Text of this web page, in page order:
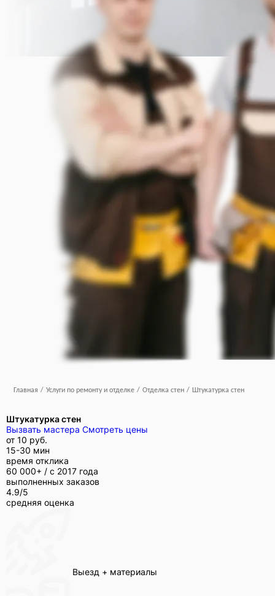
Главная / Услуги по ремонту и отделке / Отделка стен / Штукатурка стен
Штукатурка стен
Вызвать мастера Смотреть цены
от 10 руб.
15-30 мин
время отклика
60 000+ / с 2017 года
выполненных заказов
4.9/5
средняя оценка
Выезд + материалы
Прикрепить фото (до 5 шт.)
(Подсказка: фото помогут мастеру
точнее оценить задачу)
Заказать
обработки данных